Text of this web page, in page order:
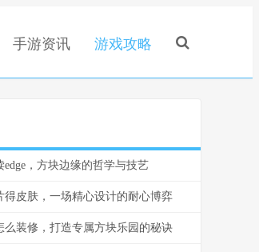
手游资讯 游戏攻略
，方块边缘的哲学与技艺
得皮肤，一场精心设计的耐心博弈
么装修，打造专属方块乐园的秘诀